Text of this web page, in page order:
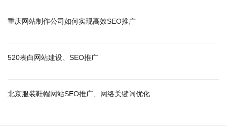
重庆网站制作公司如何实现高效SEO推广
520表白网站建设、SEO推广
北京服装鞋帽网站SEO推广、网络关键词优化